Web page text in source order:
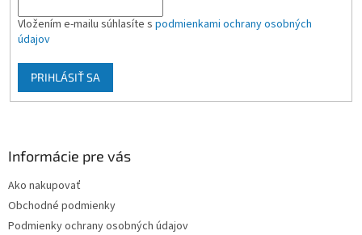
Vložením e-mailu súhlasíte s podmienkami ochrany osobných
údajov
PRIHLÁSIŤ SA
Informácie pre vás
Ako nakupovať
Obchodné podmienky
Podmienky ochrany osobných údajov